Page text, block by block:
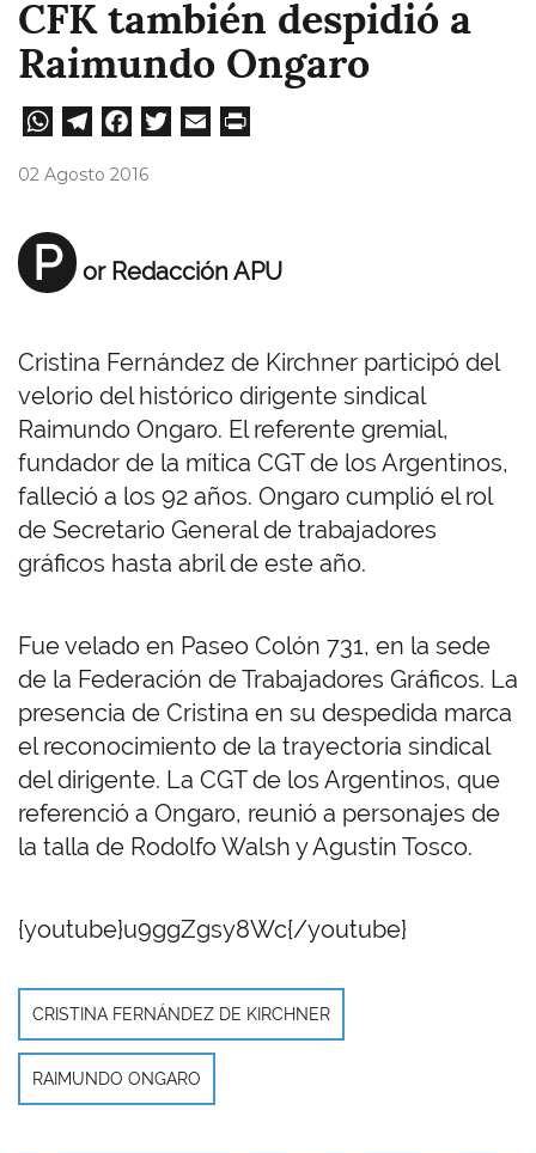
CFK también despidió a
Raimundo Ongaro
W
A
pp
Te
m
Fa
02 Agosto 2016
P or Redacción APU
Cristina Fernández de Kirchner participó del
velorio del histórico dirigente sindical
Raimundo Ongaro. El referente gremial,
fundador de la mítica CGT de los Argentinos,
falleció a los 92 años. Ongaro cumplió el rol
de Secretario General de trabajadores
gráficos hasta abril de este año.
Fue velado en Paseo Colón 731, en la sede
de la Federación de Trabajadores Gráficos. La
presencia de Cristina en su despedida marca
el reconocimiento de la trayectoria sindical
del dirigente. La CGT de los Argentinos, que
referenció a Ongaro, reunió a personajes de
la talla de Rodolfo Walsh y Agustín Tosco.
{youtube}u9ggZgsy8Wc{/youtube}
CRISTINA FERNÁNDEZ DE KIRCHNER
RAIMUNDO ONGARO